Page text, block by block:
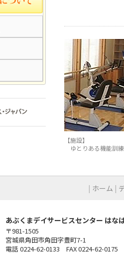
【施設】
ゆとりある機能訓練
| ホーム |
あぶくまデイサービスセンター はな
〒981-1505
宮城県角田市角田字豊町7-1
電話 0224-62-0133 FAX 0224-62-0175